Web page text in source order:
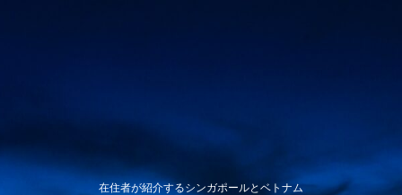
在住者が紹介するシンガポールとベトナム